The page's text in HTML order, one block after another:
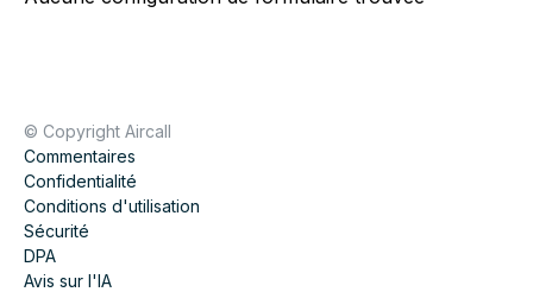
© Copyright Aircall
Commentaires
Confidentialité
Conditions d'utilisation
Sécurité
DPA
Avis sur l'IA